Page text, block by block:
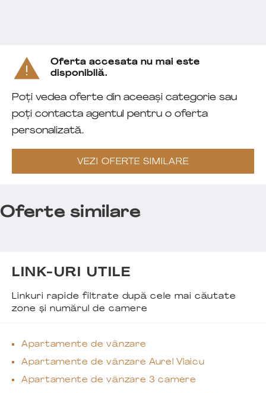
Oferta accesata nu mai este
disponibilă.
Poți vedea oferte din aceeași categorie sau
poți contacta agentul pentru o oferta
personalizată.
VEZI OFERTE SIMILARE
Oferte similare
LINK-URI UTILE
Linkuri rapide filtrate după cele mai căutate
zone și numărul de camere
Apartamente de vânzare
Apartamente de vânzare Aurel Vlaicu
Apartamente de vânzare 3 camere